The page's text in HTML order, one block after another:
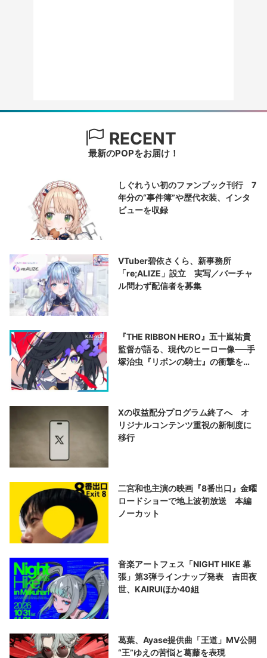
RECENT
最新のPOPをお届け！
しぐれうい初のファンブック刊行 7
年分の“事件簿”や歴代衣装、インタ
ビューを収録
VTuber碧依さくら、新事務所
「re;ALIZE」設立 実写／バーチャ
ル問わず配信者を募集
『THE RIBBON HERO』五十嵐祐貴
監督が語る、現代のヒーロー像──手
塚治虫『リボンの騎士』の衝撃を再
Xの収益配分プログラム終了へ オ
リジナルコンテンツ重視の新制度に
移行
二宮和也主演の映画『8番出口』金曜
ロードショーで地上波初放送 本編
ノーカット
音楽アートフェス「NIGHT HIKE 幕
張」第3弾ラインナップ発表 吉田夜
世、KAIRUIほか40組
葛葉、Ayase提供曲「王道」MV公開
“王”ゆえの苦悩と葛藤を表現